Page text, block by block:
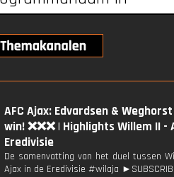
AFC Ajax: Edvardsen &
win! ❌❌❌ | Highlights Willem II -
Eredivisie
De samenvatting van het duel tussen
Ajax in de Eredivisie #wilaja